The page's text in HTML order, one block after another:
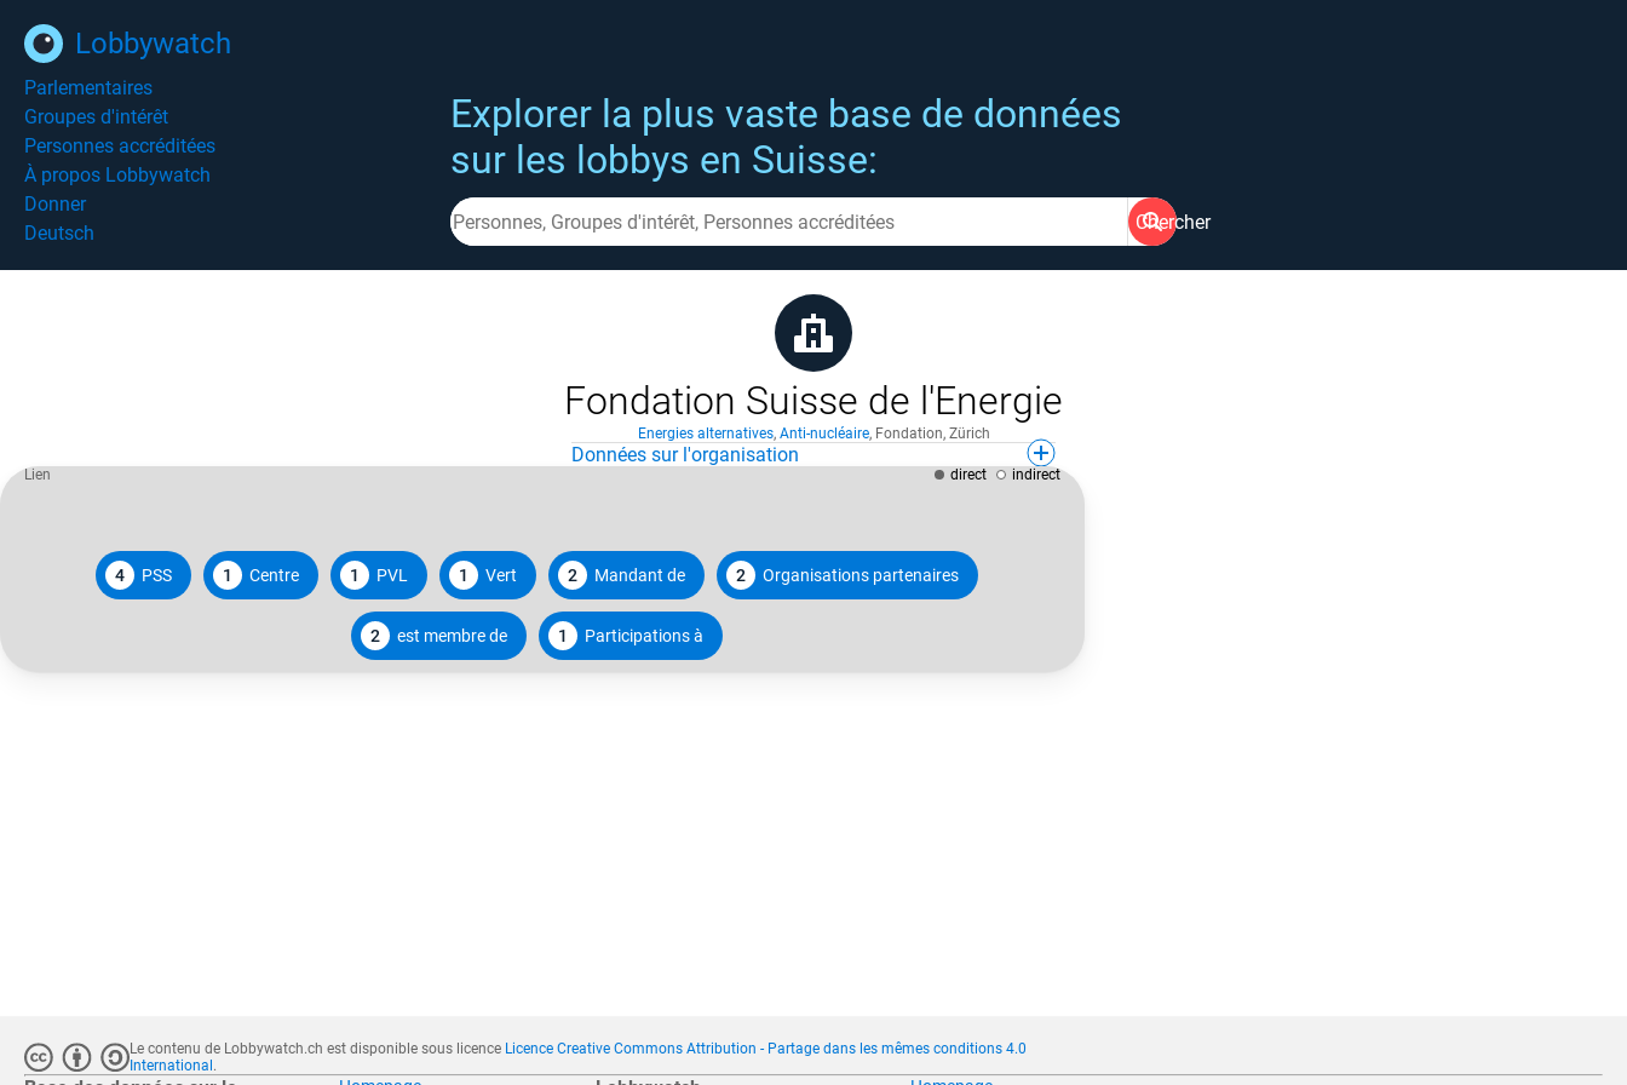
Lobbywatch
Parlementaires
Groupes d'intérêt
Personnes accréditées
À propos Lobbywatch
Donner
Deutsch
Explorer la plus vaste base de données
sur les lobbys en Suisse:
Chercher
Fondation Suisse de l'Energie
Energies alternatives, Anti-nucléaire, Fondation, Zürich
Données sur l'organisation
4 PSS 1 Centre 1 PVL 1 Vert 2 Mandant de 2 Organisations partenaires
2 est membre de 1 Participations à
Lien direct indirect
Le contenu de Lobbywatch.ch est disponible sous licence Licence Creative Commons Attribution - Partage dans les mêmes conditions 4.0
International .